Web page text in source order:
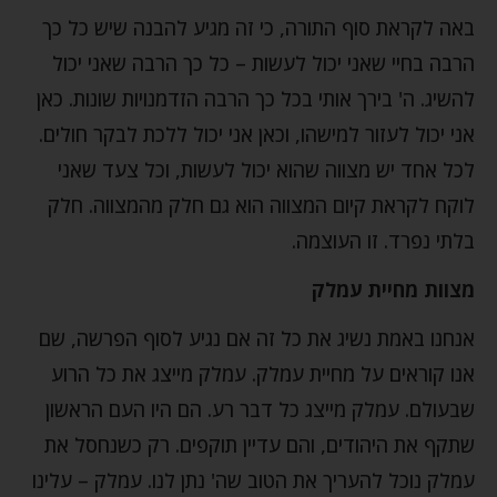
באה לקראת סוף התורה, כי זה מגיע להבנה שיש כל כך
הרבה בחיי שאני יכול לעשות – כל כך הרבה שאני יכול
להשיג. ה' בירך אותי בכל כך הרבה הזדמנויות שונות. כאן
אני יכול לעזור למישהו, וכאן אני יכול ללכת לבקר חולים.
לכל אחד יש מצווה שהוא יכול לעשות, וכל צעד שאני
לוקח לקראת קיום המצווה הוא גם חלק מהמצווה. חלק
בלתי נפרד. זו העוצמה.
מצוות מחיית עמלק
אנחנו באמת נשיג את כל זה אם נגיע לסוף הפרשה, שם
אנו קוראים על מחיית עמלק. עמלק מייצג את כל הרוע
שבעולם. עמלק מייצג כל דבר רע. הם היו העם הראשון
שתקף את היהודים, והם עדיין תוקפים. רק כשנחסל את
עמלק נוכל להעריך את הטוב שה' נתן לנו. עמלק – עלינו